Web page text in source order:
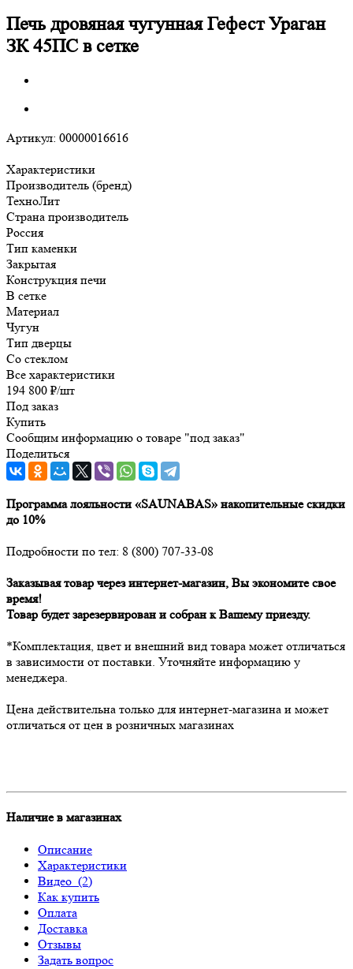
Печь дровяная чугунная Гефест Ураган
ЗК 45ПС в сетке
Артикул: 00000016616
Характеристики
Производитель (бренд)
ТехноЛит
Страна производитель
Россия
Тип каменки
Закрытая
Конструкция печи
В сетке
Материал
Чугун
Тип дверцы
Со стеклом
Все характеристики
194 800 ₽/шт
Под заказ
Купить
Сообщим информацию о товаре "под заказ"
Поделиться
Программа лояльности «SAUNABAS» накопительные скидки
до 10%
Подробности по тел: 8 (800) 707-33-08
Заказывая товар через интернет-магазин, Вы экономите свое
время!
Товар будет зарезервирован и собран к Вашему приезду.
*Комплектация, цвет и внешний вид товара может отличаться
в зависимости от поставки. Уточняйте информацию у
менеджера.
Цена действительна только для интернет-магазина и может
отличаться от цен в розничных магазинах
Наличие в магазинах
Описание
Характеристики
Видео (2)
Как купить
Оплата
Доставка
Отзывы
Задать вопрос